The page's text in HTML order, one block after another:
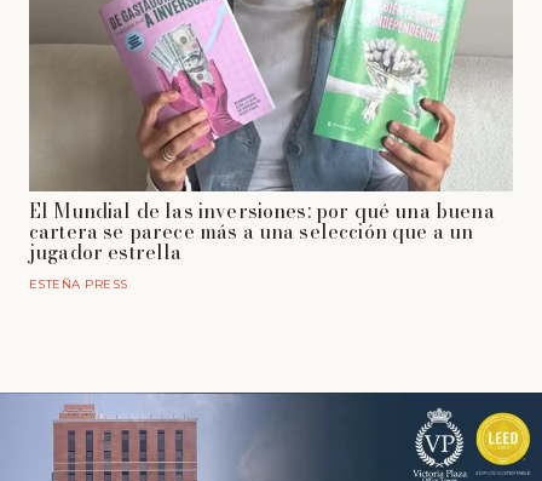
El Mundial de las inversiones: por qué una buena
cartera se parece más a una selección que a un
jugador estrella
ESTEÑA PRESS